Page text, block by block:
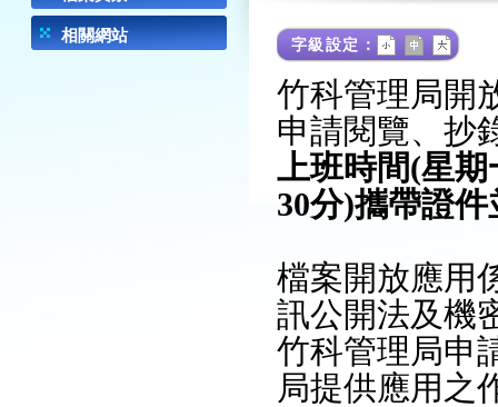
口述歷史
晶圓介紹
庫房實景
相關網站
字級設定：
竹科管理局開
申請閱覽、抄
上班時間(星期
30分)攜帶證
檔案開放應用
訊公開法及機
竹科管理局申
局提供應用之